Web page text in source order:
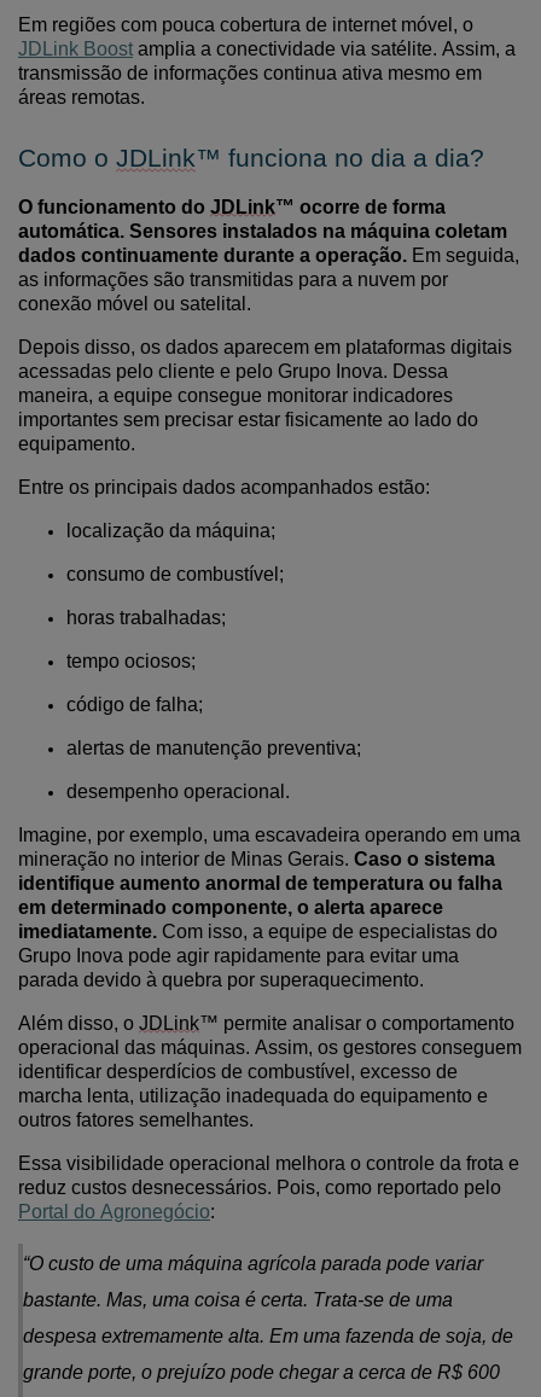
Em regiões com pouca cobertura de internet móvel, o
JDLink Boost amplia a conectividade via satélite. Assim, a
transmissão de informações continua ativa mesmo em
áreas remotas.
Como o JDLink™ funciona no dia a dia?
O funcionamento do JDLink™ ocorre de forma
automática. Sensores instalados na máquina coletam
dados continuamente durante a operação. Em seguida,
as informações são transmitidas para a nuvem por
conexão móvel ou satelital.
Depois disso, os dados aparecem em plataformas digitais
acessadas pelo cliente e pelo Grupo Inova. Dessa
maneira, a equipe consegue monitorar indicadores
importantes sem precisar estar fisicamente ao lado do
equipamento.
Entre os principais dados acompanhados estão:
localização da máquina;
consumo de combustível;
horas trabalhadas;
tempo ociosos;
código de falha;
alertas de manutenção preventiva;
desempenho operacional.
Imagine, por exemplo, uma escavadeira operando em uma
mineração no interior de Minas Gerais. Caso o sistema
identifique aumento anormal de temperatura ou falha
em determinado componente, o alerta aparece
imediatamente. Com isso, a equipe de especialistas do
Grupo Inova pode agir rapidamente para evitar uma
parada devido à quebra por superaquecimento.
Além disso, o JDLink™ permite analisar o comportamento
operacional das máquinas. Assim, os gestores conseguem
identificar desperdícios de combustível, excesso de
marcha lenta, utilização inadequada do equipamento e
outros fatores semelhantes.
Essa visibilidade operacional melhora o controle da frota e
reduz custos desnecessários. Pois, como reportado pelo
Portal do Agronegócio:
“O custo de uma máquina agrícola parada pode variar
bastante. Mas, uma coisa é certa. Trata-se de uma
despesa extremamente alta. Em uma fazenda de soja, de
grande porte, o prejuízo pode chegar a cerca de R$ 600